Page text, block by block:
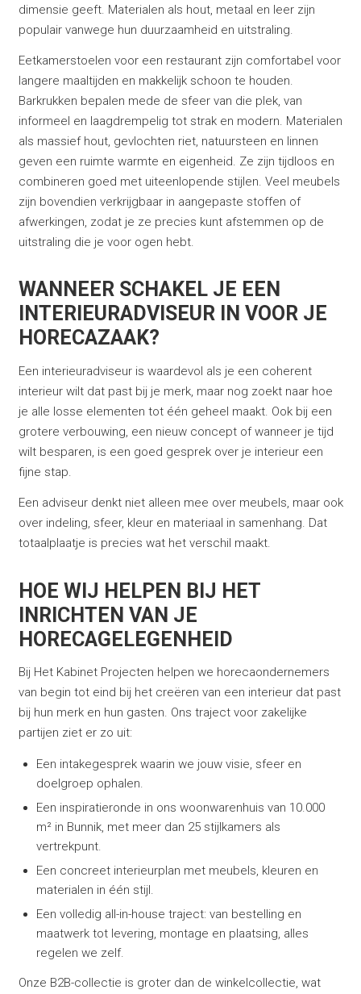
dimensie geeft. Materialen als hout, metaal en leer zijn
populair vanwege hun duurzaamheid en uitstraling.
Eetkamerstoelen voor een restaurant zijn comfortabel voor
langere maaltijden en makkelijk schoon te houden.
Barkrukken bepalen mede de sfeer van die plek, van
informeel en laagdrempelig tot strak en modern. Materialen
als massief hout, gevlochten riet, natuursteen en linnen
geven een ruimte warmte en eigenheid. Ze zijn tijdloos en
combineren goed met uiteenlopende stijlen. Veel meubels
zijn bovendien verkrijgbaar in aangepaste stoffen of
afwerkingen, zodat je ze precies kunt afstemmen op de
uitstraling die je voor ogen hebt.
WANNEER SCHAKEL JE EEN
INTERIEURADVISEUR IN VOOR JE
HORECAZAAK?
Een interieuradviseur is waardevol als je een coherent
interieur wilt dat past bij je merk, maar nog zoekt naar hoe
je alle losse elementen tot één geheel maakt. Ook bij een
grotere verbouwing, een nieuw concept of wanneer je tijd
wilt besparen, is een goed gesprek over je interieur een
fijne stap.
Een adviseur denkt niet alleen mee over meubels, maar ook
over indeling, sfeer, kleur en materiaal in samenhang. Dat
totaalplaatje is precies wat het verschil maakt.
HOE WIJ HELPEN BIJ HET
INRICHTEN VAN JE
HORECAGELEGENHEID
Bij Het Kabinet Projecten helpen we horecaondernemers
van begin tot eind bij het creëren van een interieur dat past
bij hun merk en hun gasten. Ons traject voor zakelijke
partijen ziet er zo uit:
Een intakegesprek waarin we jouw visie, sfeer en
doelgroep ophalen.
Een inspiratieronde in ons woonwarenhuis van 10.000
m² in Bunnik, met meer dan 25 stijlkamers als
vertrekpunt.
Een concreet interieurplan met meubels, kleuren en
materialen in één stijl.
Een volledig all-in-house traject: van bestelling en
maatwerk tot levering, montage en plaatsing, alles
regelen we zelf.
Onze B2B-collectie is groter dan de winkelcollectie, wat